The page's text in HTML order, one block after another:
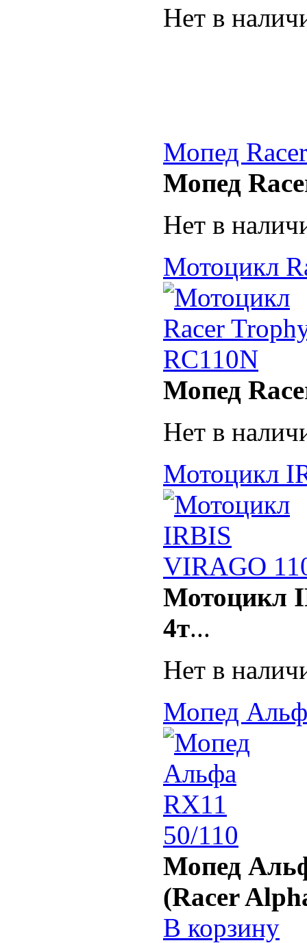
Нет в
Мопед
Мопед
Нет в
Мотоцикл
Мопед
Нет в
Мотоцикл
Мотоцикл
4т...
Нет в
Мопед
Мопед
(Racer
В корзину